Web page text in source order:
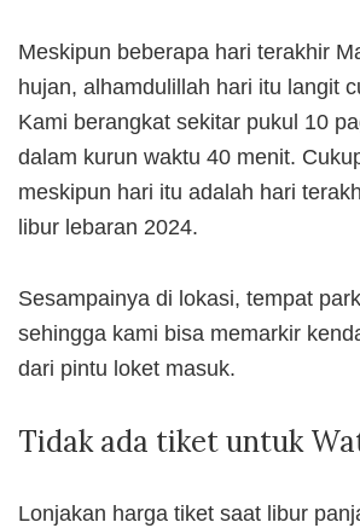
Meskipun beberapa hari terakhir
hujan, alhamdulillah hari itu langit
Kami berangkat sekitar pukul 10
dalam kurun waktu 40 menit.
meskipun hari itu adalah hari
libur lebaran 2024.
Sesampainya di lokasi, tempat
sehingga kami bisa memarkir
dari pintu loket masuk.
Tidak ada tiket untuk
Lonjakan harga tiket saat libur